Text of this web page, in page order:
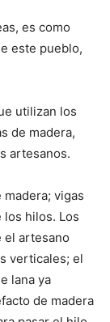
es como
este pueblo,
utilizan los
de madera,
artesanos.
vigas
los hilos. Los
el artesano
verticales; el
lana ya
de madera